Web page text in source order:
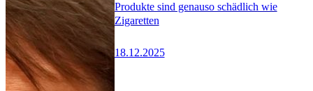
Produkte sind genauso schädlich wie
Zigaretten
18.12.2025